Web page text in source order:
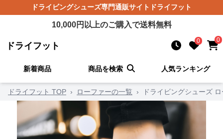
ドライビングシューズ専門通販サイト ドライフット
10,000円以上のご購入で送料無料
ドライフット 0 0
新着商品 商品を検索 人気ランキング
ドライフット TOP › ローファーの一覧 › ドライビングシューズ